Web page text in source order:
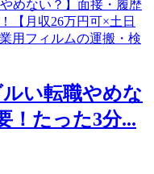
ルい転職やめな
！たった3分...